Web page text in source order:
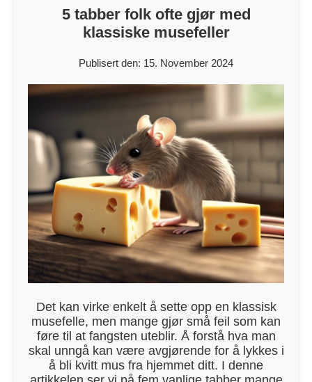
5 tabber folk ofte gjør med
klassiske musefeller
Publisert den: 15. November 2024
Det kan virke enkelt å sette opp en klassisk
musefelle, men mange gjør små feil som kan
føre til at fangsten uteblir. Å forstå hva man
skal unngå kan være avgjørende for å lykkes i
å bli kvitt mus fra hjemmet ditt. I denne